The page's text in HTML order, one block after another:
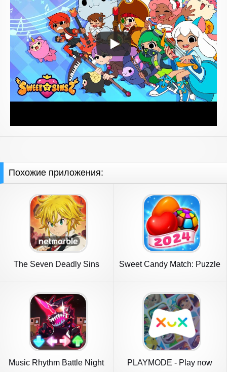
Похожие приложения:
The Seven Deadly Sins
Sweet Candy Match: Puzzle
Music Rhythm Battle Night PLAYMODE - Play now